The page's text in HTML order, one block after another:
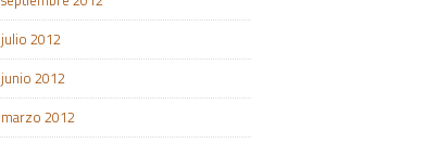
julio 2012
junio 2012
marzo 2012